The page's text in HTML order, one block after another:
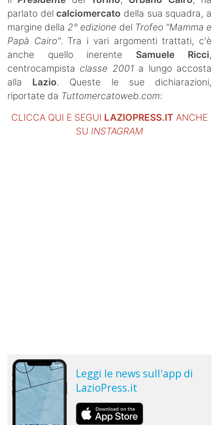
SHOP LAZIO
Contatti
parlato delcalciomercato della sua squadra, a
margine della2° edizione del Trofeo "Mamma e
Papà Cairo". Tra i vari argomenti trattati, c'è
anche quello inerente Samuele Ricci,
centrocampista classe 2001 a lungo accosta
alla Lazio. Queste le sue dichiarazioni,
riportate da Tuttomercatoweb.com:
CLICCA QUI E SEGUI LAZIOPRESS.IT ANCHE
SU INSTAGRAM